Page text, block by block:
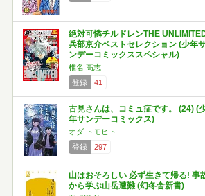
絶対可憐チルドレンTHE
兵部京介ベストセレクション (少年
ンデーコミックススペシャル)
椎名 高志
登録
41
古見さんは、コミュ症です。 (24) (
年サンデーコミックス)
オダ トモヒト
登録
297
山はおそろしい 必ず生きて帰る! 事
から学ぶ山岳遭難 (幻冬舎新書)